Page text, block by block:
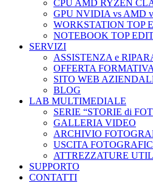
CPU AMD RYZEN
GPU NVIDIA vs AMD
WORKSTATION TOP
NOTEBOOK TOP
SERVIZI
ASSISTENZA e
OFFERTA FORMATIVA
SITO WEB
BLOG
LAB MULTIMEDIALE
SERIE “STORIE di
GALLERIA VIDEO
ARCHIVIO
USCITA
ATTREZZATURE
SUPPORTO
CONTATTI